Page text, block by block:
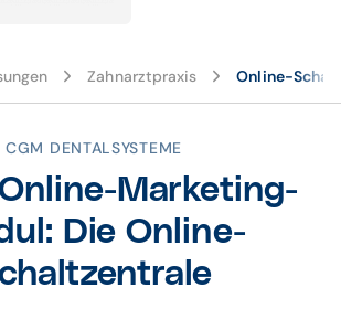
Zahnarztpraxis Online-
CGM DENTALSYSTEME
Marketing-
Die Online-